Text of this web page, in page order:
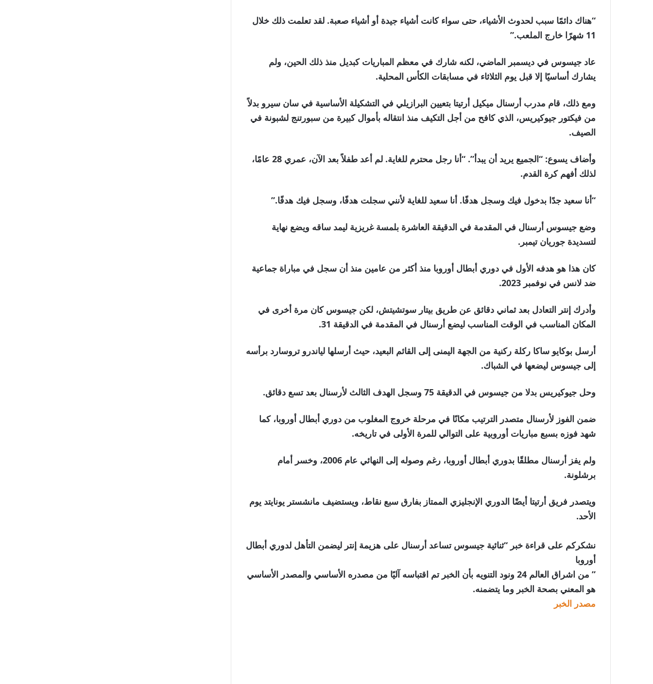
“هناك دائمًا سبب لحدوث الأشياء، حتى سواء كانت أشياء جيدة أو أشياء صعبة. لقد تعلمت ذلك خلال
11 شهرًا خارج الملعب.”
عاد جيسوس في ديسمبر الماضي، لكنه شارك في معظم المباريات كبديل منذ ذلك الحين، ولم
يشارك أساسيًا إلا قبل يوم الثلاثاء في مسابقات الكأس المحلية.
ومع ذلك، قام مدرب أرسنال ميكيل أرتيتا بتعيين البرازيلي في التشكيلة الأساسية في سان سيرو بدلاً
من فيكتور جيوكيريس، الذي كافح من أجل التكيف منذ انتقاله بأموال كبيرة من سبورتنج لشبونة في
الصيف.
وأضاف يسوع: “الجميع يريد أن يبدأ”. “أنا رجل محترم للغاية. لم أعد طفلاً بعد الآن، عمري 28 عامًا،
لذلك أفهم كرة القدم.
“أنا سعيد جدًا بدخول فيك وسجل هدفًا. أنا سعيد للغاية لأنني سجلت هدفًا، وسجل فيك هدفًا.”
وضع جيسوس أرسنال في المقدمة في الدقيقة العاشرة بلمسة غريزية ليمد ساقه ويضع نهاية
لتسديدة جوريان تيمبر.
كان هذا هو هدفه الأول في دوري أبطال أوروبا منذ أكثر من عامين منذ أن سجل في مباراة جماعية
ضد لانس في نوفمبر 2023.
وأدرك إنتر التعادل بعد ثماني دقائق عن طريق بيتار سوتشيتش، لكن جيسوس كان مرة أخرى في
المكان المناسب في الوقت المناسب ليضع أرسنال في المقدمة في الدقيقة 31.
أرسل بوكايو ساكا ركلة ركنية من الجهة اليمنى إلى القائم البعيد، حيث أرسلها لياندرو تروسارد برأسه
إلى جيسوس ليضعها في الشباك.
وحل جيوكيريس بدلا من جيسوس في الدقيقة 75 وسجل الهدف الثالث لأرسنال بعد تسع دقائق.
ضمن الفوز لأرسنال متصدر الترتيب مكانًا في مرحلة خروج المغلوب من دوري أبطال أوروبا، كما
شهد فوزه بسبع مباريات أوروبية على التوالي للمرة الأولى في تاريخه.
ولم يفز أرسنال مطلقًا بدوري أبطال أوروبا، رغم وصوله إلى النهائي عام 2006، وخسر أمام
برشلونة.
ويتصدر فريق أرتيتا أيضًا الدوري الإنجليزي الممتاز بفارق سبع نقاط، ويستضيف مانشستر يونايتد يوم
الأحد.
نشكركم على قراءة خبر “ثنائية جيسوس تساعد أرسنال على هزيمة إنتر ليضمن التأهل لدوري أبطال
أوروبا
” من اشراق العالم 24 ونود التنويه بأن الخبر تم اقتباسه آليًا من مصدره الأساسي والمصدر الأساسي
هو المعني بصحة الخبر وما يتضمنه.
مصدر الخبر